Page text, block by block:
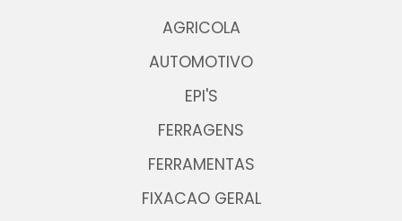
AGRICOLA
AUTOMOTIVO
EPI'S
FERRAGENS
FERRAMENTAS
FIXACAO GERAL